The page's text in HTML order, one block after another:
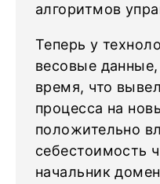
алгоритмов
Теперь у
весовые
время, что
процесса на
положительно
себестоимость
начальник